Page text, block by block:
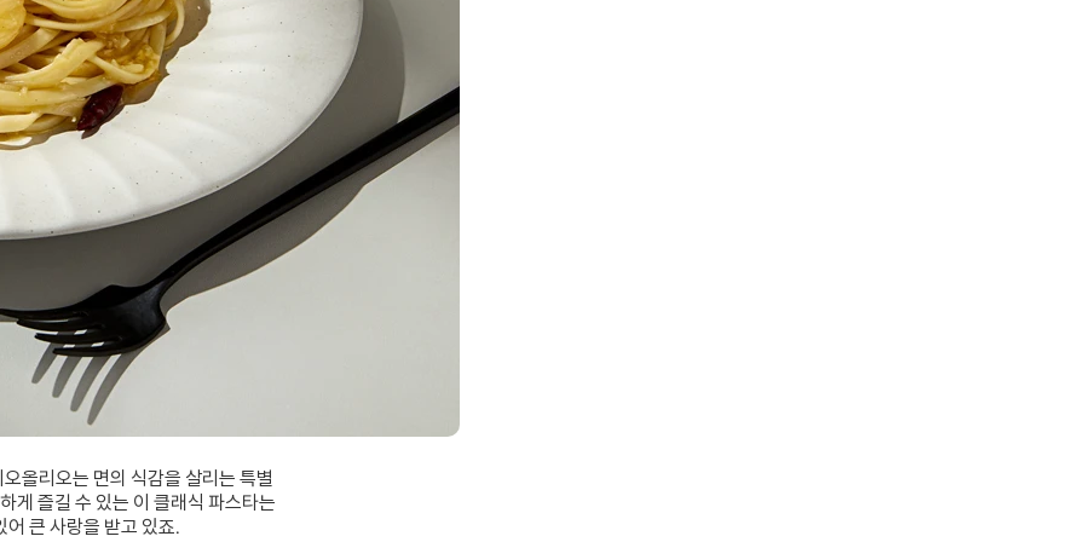
올리오는 면의 식감을 살리는 특별
게 즐길 수 있는 이 클래식 파스타는
큰 사랑을 받고 있죠.